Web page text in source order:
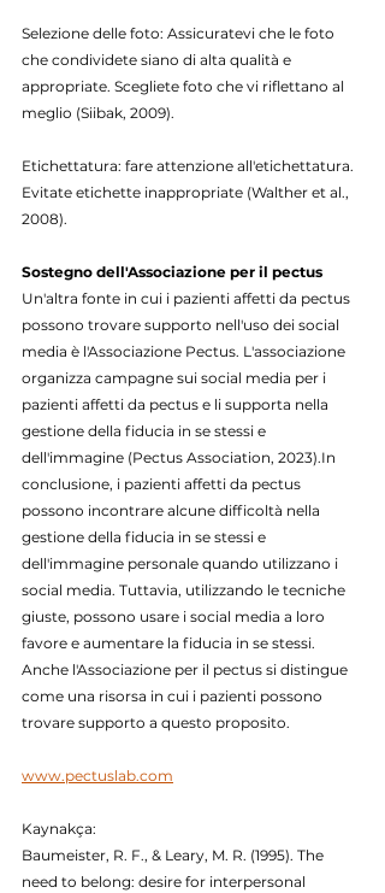
Selezione delle foto: Assicuratevi che le foto
che condividete siano di alta qualità e
appropriate. Scegliete foto che vi riflettano al
meglio (Siibak, 2009).
Etichettatura: fare attenzione all'etichettatura.
Evitate etichette inappropriate (Walther et al.,
2008).
Sostegno dell'Associazione per il pectus
Un'altra fonte in cui i pazienti affetti da pectus
possono trovare supporto nell'uso dei social
media è l'Associazione Pectus. L'associazione
organizza campagne sui social media per i
pazienti affetti da pectus e li supporta nella
gestione della fiducia in se stessi e
dell'immagine (Pectus Association, 2023).In
conclusione, i pazienti affetti da pectus
possono incontrare alcune difficoltà nella
gestione della fiducia in se stessi e
dell'immagine personale quando utilizzano i
social media. Tuttavia, utilizzando le tecniche
giuste, possono usare i social media a loro
favore e aumentare la fiducia in se stessi.
Anche l'Associazione per il pectus si distingue
come una risorsa in cui i pazienti possono
trovare supporto a questo proposito.
www.pectuslab.com
Kaynakça:
Baumeister, R. F., & Leary, M. R. (1995). The
need to belong: desire for interpersonal